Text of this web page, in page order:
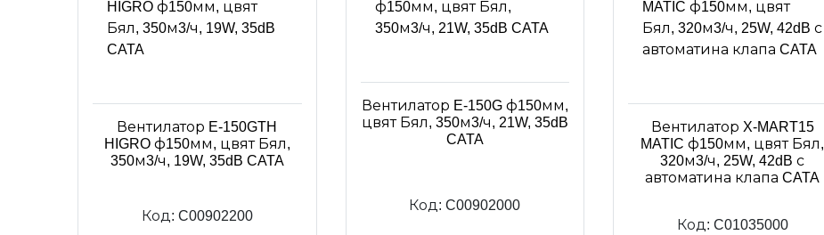
Вентилатор E-150GTH
HIGRO ф150мм, цвят Бял,
350м3/ч, 19W, 35dB CATA
Код: C00902200
Вентилатор E-150G ф150мм,
цвят Бял, 350м3/ч, 21W, 35dB
CATA
Код:C00902000
Вентилатор X-MART15
MATIC ф150мм, цвят Бял,
320м3/ч, 25W, 42dB с
автоматина клапа CATA
Код: C01035000